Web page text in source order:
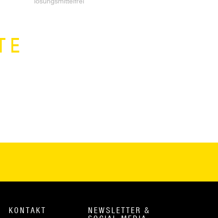
KONTAKT
NEWSLETTER &